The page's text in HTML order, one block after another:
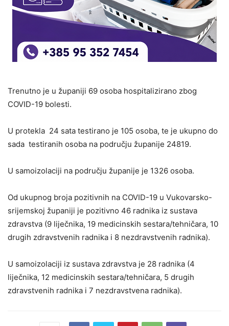
Trenutno je u županiji 69 osoba hospitalizirano zbog
COVID-19 bolesti.
U protekla 24 sata testirano je 105 osoba, te je ukupno do
sada testiranih osoba na području županije 24819.
U samoizolaciji na području županije je 1326 osoba.
Od ukupnog broja pozitivnih na COVID-19 u Vukovarsko-
srijemskoj županiji je pozitivno 46 radnika iz sustava
zdravstva (9 liječnika, 19 medicinskih sestara/tehničara, 10
drugih zdravstvenih radnika i 8 nezdravstvenih radnika).
U samoizolaciji iz sustava zdravstva je 28 radnika (4
liječnika, 12 medicinskih sestara/tehničara, 5 drugih
zdravstvenih radnika i 7 nezdravstvena radnika).